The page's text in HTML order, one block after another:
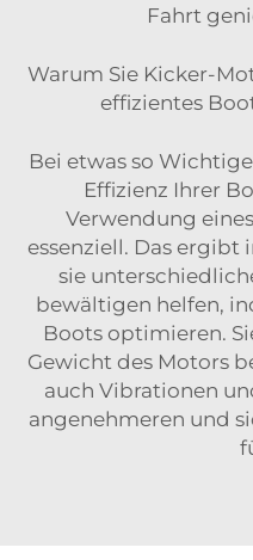
Fahrt
Warum Sie Kicker-
effizientes
Bei etwas so
Effizienz Ihrer
Verwendung
essenziell. Das ergibt
sie
bewältigen helfen,
Boots optimieren.
Gewicht des Motors
auch Vibrationen
angenehmeren und